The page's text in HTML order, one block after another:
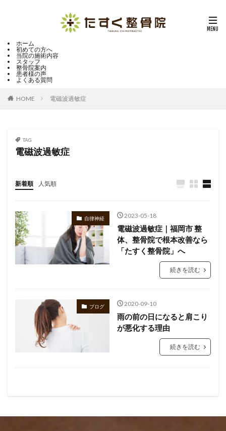
ホーム
初めての方へ
当院の施術内容
スタッフ
整骨院案内
患者様の声
よくある質問
HOME 電磁波過敏症
TAG
電磁波過敏症
新着順 人気順
自律神経 2023-05-18
電磁波過敏症｜福岡市 整
体、整骨院で根本改善なら
「たすく整骨院」へ
続きを読む
ブログ 2020-09-10
雨の前の日になると肩こり
が悪化する理由
続きを読む